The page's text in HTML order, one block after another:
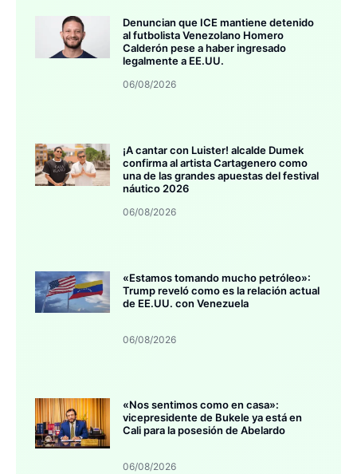
Denuncian que ICE mantiene detenido
al futbolista Venezolano Homero
Calderón pese a haber ingresado
legalmente a EE.UU.
06/08/2026
¡A cantar con Luister! alcalde Dumek
confirma al artista Cartagenero como
una de las grandes apuestas del festival
náutico 2026
06/08/2026
«Estamos tomando mucho petróleo»:
Trump reveló como es la relación actual
de EE.UU. con Venezuela
06/08/2026
«Nos sentimos como en casa»:
vicepresidente de Bukele ya está en
Cali para la posesión de Abelardo
06/08/2026